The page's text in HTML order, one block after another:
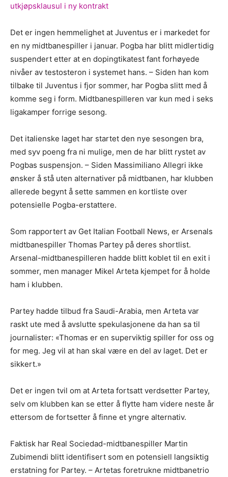
utkjøpsklausul i ny kontrakt
Det er ingen hemmelighet at Juventus er i markedet for
en ny midtbanespiller i januar. Pogba har blitt midlertidig
suspendert etter at en dopingtikatest fant forhøyede
nivåer av testosteron i systemet hans. – Siden han kom
tilbake til Juventus i fjor sommer, har Pogba slitt med å
komme seg i form. Midtbanespilleren var kun med i seks
ligakamper forrige sesong.
Det italienske laget har startet den nye sesongen bra,
med syv poeng fra ni mulige, men de har blitt rystet av
Pogbas suspensjon. – Siden Massimiliano Allegri ikke
ønsker å stå uten alternativer på midtbanen, har klubben
allerede begynt å sette sammen en kortliste over
potensielle Pogba-erstattere.
Som rapportert av Get Italian Football News, er Arsenals
midtbanespiller Thomas Partey på deres shortlist.
Arsenal-midtbanespilleren hadde blitt koblet til en exit i
sommer, men manager Mikel Arteta kjempet for å holde
ham i klubben.
Partey hadde tilbud fra Saudi-Arabia, men Arteta var
raskt ute med å avslutte spekulasjonene da han sa til
journalister: «Thomas er en superviktig spiller for oss og
for meg. Jeg vil at han skal være en del av laget. Det er
sikkert.»
Det er ingen tvil om at Arteta fortsatt verdsetter Partey,
selv om klubben kan se etter å flytte ham videre neste år
ettersom de fortsetter å finne et yngre alternativ.
Faktisk har Real Sociedad-midtbanespiller Martin
Zubimendi blitt identifisert som en potensiell langsiktig
erstatning for Partey. – Artetas foretrukne midtbanetrio